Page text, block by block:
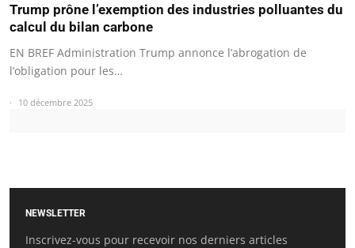
Trump prône l’exemption des industries polluantes du
calcul du bilan carbone
EN BREF Administration Trump annonce l’abrogation de
l’obligation pour les…
10 décembre 2025
NEWSLETTER
Inscrivez-vous pour recevoir nos derniers articles